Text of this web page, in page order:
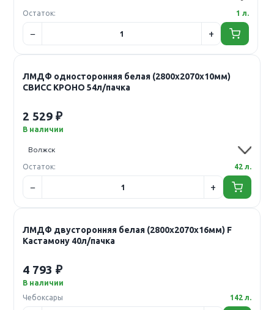
Остаток: 1 л.
ЛМДФ односторонняя белая (2800х2070х10мм)
СВИСС КРОНО 54л/пачка
2 529 ₽
В наличии
Остаток: 42 л.
ЛМДФ двусторонняя белая (2800х2070х16мм) F
Кастамону 40л/пачка
4 793 ₽
В наличии
Чебоксары
142 л.